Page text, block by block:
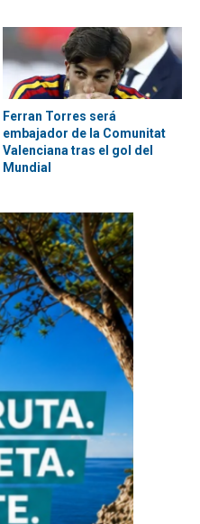
Ferran Torres será
embajador de la Comunitat
Valenciana tras el gol del
Mundial